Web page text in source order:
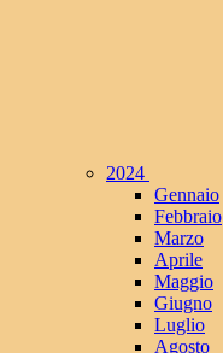
2024
Gennaio
Febbraio
Marzo
Aprile
Maggio
Giugno
Luglio
Agosto